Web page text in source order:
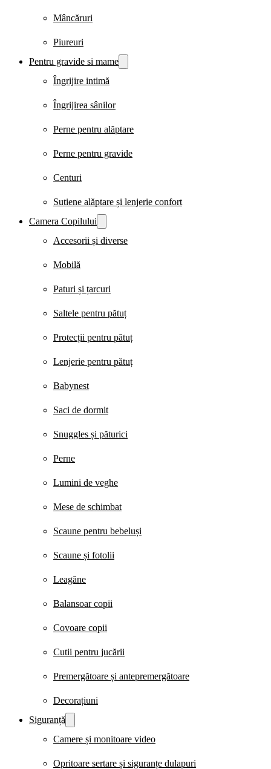
Mâncăruri
Piureuri
Pentru gravide si mame
Îngrijire intimă
Îngrijirea sânilor
Perne pentru alăptare
Perne pentru gravide
Centuri
Sutiene alăptare și lenjerie confort
Camera Copilului
Accesorii și diverse
Mobilă
Paturi și țarcuri
Saltele pentru pătuț
Protecții pentru pătuț
Lenjerie pentru pătuț
Babynest
Saci de dormit
Snuggles și păturici
Perne
Lumini de veghe
Mese de schimbat
Scaune pentru bebeluși
Scaune și fotolii
Leagăne
Balansoar copii
Covoare copii
Cutii pentru jucării
Premergătoare și antepremergătoare
Decorațiuni
Siguranță
Camere și monitoare video
Opritoare sertare și siguranțe dulapuri